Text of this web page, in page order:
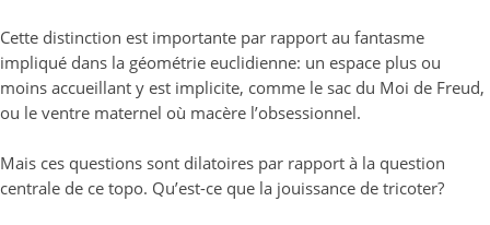
Cette distinction est importante par rapport au fantasme
impliqué dans la géométrie euclidienne: un espace plus ou
moins accueillant y est implicite, comme le sac du Moi de Freud,
ou le ventre maternel où macère l’obsessionnel.
Mais ces questions sont dilatoires par rapport à la question
centrale de ce topo. Qu’est-ce que la jouissance de tricoter?